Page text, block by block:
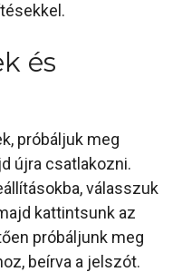
és
próbáljuk meg
újra csatlakozni.
válasszuk
kattintsunk az
próbáljunk meg
beírva a jelszót.